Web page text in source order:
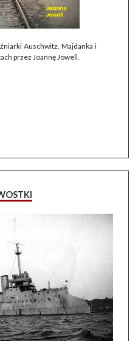
Auschwitz, Majdanka i
przez Joannę Jowell.